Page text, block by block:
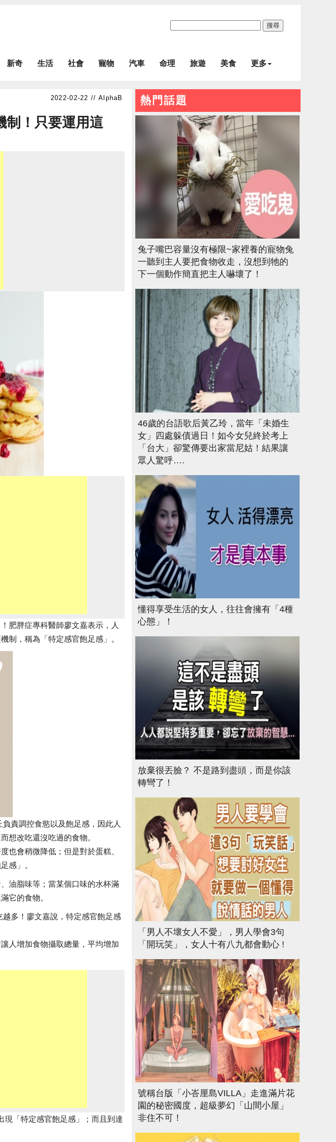
搜尋
新奇 生活 社會 寵物 汽車 命理 旅遊 美食 更多
AlphaB
制！只要運用這
肥胖症專科醫師廖文嘉表示，人
制，稱為「特定感官飽足感」。
責調控食慾以及飽足感，因此人
想改吃還沒吃過的食物。
也會稍微降低；但是對於蛋糕、
感」。
油脂味等；當某個口味的水杯滿
它的食物。
多！廖文嘉說，特定感官飽足感
人增加食物攝取總量，平均增加
現「特定感官飽足感」；而且到達
熱門話題
兔子嘴巴容量沒有極限~家裡養的寵物兔
一聽到主人要把食物收走，沒想到牠的
下一個動作簡直把主人嚇壞了！
46歲的台語歌后黃乙玲，當年「未婚生
女」四處躲債過日！如今女兒終於考上
「台大」卻驚傳要出家當尼姑！結果讓
眾人驚呼….
懂得享受生活的女人，往往會擁有「4種
心態」！
放棄很丟臉？ 不是路到盡頭，而是你該
轉彎了！
「男人不壞女人不愛」，男人學會3句
「開玩笑」，女人十有八九都會動心 !
號稱台版「小峇厘島VILLA」走進滿片花
園的秘密國度，超級夢幻「山間小屋」
非住不可！